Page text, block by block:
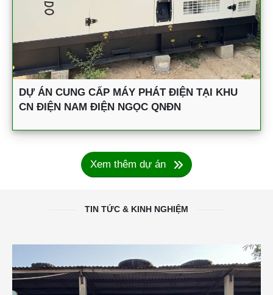
DỰ ÁN CUNG CẤP MÁY PHÁT ĐIỆN TẠI KHU
CN ĐIỆN NAM ĐIỆN NGỌC QNĐN
Xem thêm dự án
TIN TỨC & KINH NGHIỆM